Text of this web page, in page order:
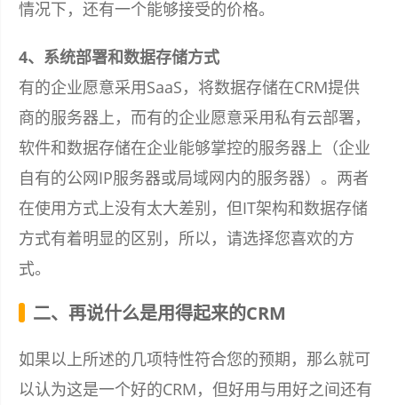
情况下，还有一个能够接受的价格。
4、系统部署和数据存储方式
有的企业愿意采用SaaS，将数据存储在CRM提供
商的服务器上，而有的企业愿意采用私有云部署，
软件和数据存储在企业能够掌控的服务器上（企业
自有的公网IP服务器或局域网内的服务器）。两者
在使用方式上没有太大差别，但IT架构和数据存储
方式有着明显的区别，所以，请选择您喜欢的方
式。
二、再说什么是用得起来的CRM
如果以上所述的几项特性符合您的预期，那么就可
以认为这是一个好的CRM，但好用与用好之间还有